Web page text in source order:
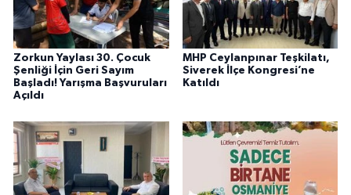
Zorkun Yaylası 30. Çocuk
Şenliği İçin Geri Sayım
Başladı! Yarışma Başvuruları
Açıldı
MHP Ceylanpınar Teşkilatı,
Siverek İlçe Kongresi’ne
Katıldı